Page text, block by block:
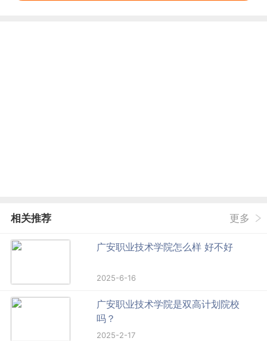
相关推荐 更多
广安职业技术学院怎么样 好不好
2025-6-16
广安职业技术学院是双高计划院校
吗？
2025-2-17